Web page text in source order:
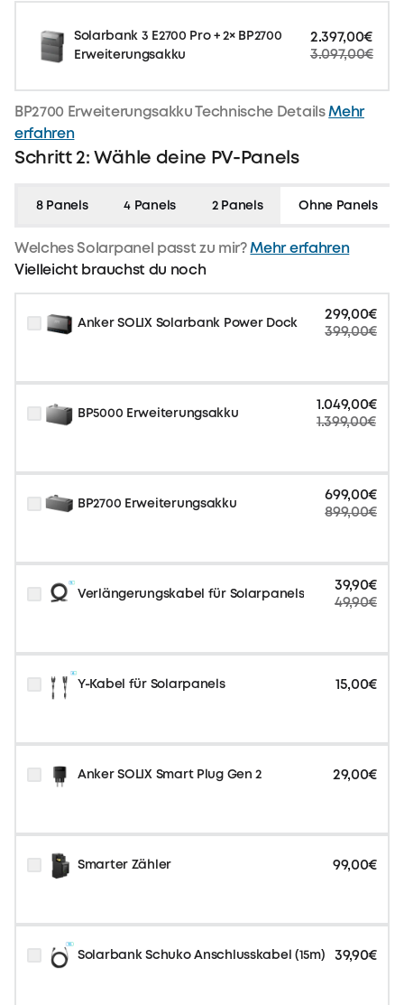
Solarbank 3 E2700 Pro + 2× BP2700
Erweiterungsakku
2.397,00€
3.097,00€
BP2700 Erweiterungsakku Technische DetailsMehr
erfahren
Schritt 2: Wähle deine PV-Panels
8 Panels 4 Panels 2 Panels Ohne Panels
Welches Solarpanel passt zu mir?Mehr erfahren
Vielleicht brauchst du noch
Anker SOLIX Solarbank Power Dock
299,00€
399,00€
BP5000 Erweiterungsakku
1.049,00€
1.399,00€
BP2700 Erweiterungsakku
699,00€
899,00€
Verlängerungskabel für Solarpanels
39,90€
49,90€
Y-Kabel für Solarpanels 15,00€
Anker SOLIX Smart Plug Gen 2 29,00€
Smarter Zähler 99,00€
Solarbank Schuko Anschlusskabel (15m) 39,90€